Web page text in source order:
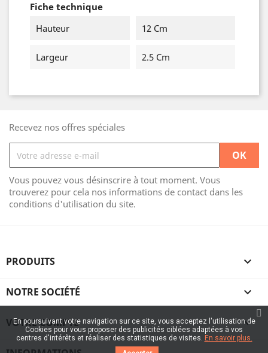
Fiche technique
Hauteur
12 Cm
Largeur 2.5 Cm
Recevez nos offres spéciales
Vous pouvez vous désinscrire à tout moment. Vous
trouverez pour cela nos informations de contact dans les
conditions d'utilisation du site.
PRODUITS 
NOTRE SOCIÉTÉ 
VOTRE COMPTE 
En poursuivant votre navigation sur ce site, vous acceptez l'utilisation de
Cookies pour vous proposer des publicités ciblées adaptées à vos
centres d'intérêts et réaliser des statistiques de visites. En savoir plus.